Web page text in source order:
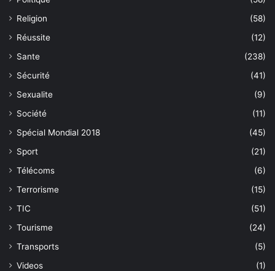
Religion
(58)
Réussite
(12)
Sante
(238)
Sécurité
(41)
Sexualite
(9)
Société
(11)
Spécial Mondial 2018
(45)
Sport
(21)
Télécoms
(6)
Terrorisme
(15)
TIC
(51)
Tourisme
(24)
Transports
(5)
Videos
(1)